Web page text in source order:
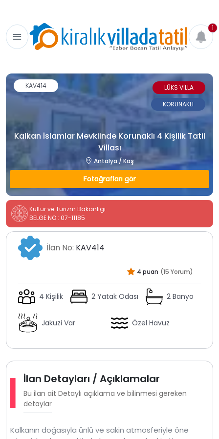
1
Kalkan İslamlar Mevkiinde Korunaklı 4 Kişilik Tatil
Villası
Antalya / Kaş
Fotoğrafları gör
KAV414
LÜKS VİLLA
KORUNAKLI
Kültür ve Turizm Bakanlığı
BELGE NO : 07-11185
İlan No: KAV414
4 puan (15 Yorum)
4 Kişilik 2 Yatak Odası 2 Banyo
Jakuzi Var Özel Havuz
İlan Detayları / Açıklamalar
Bu ilan ait Detaylı açıklama ve bilinmesi gereken
detaylar
Kalkanın doğasıyla ünlü ve sakin atmosferiyle öne